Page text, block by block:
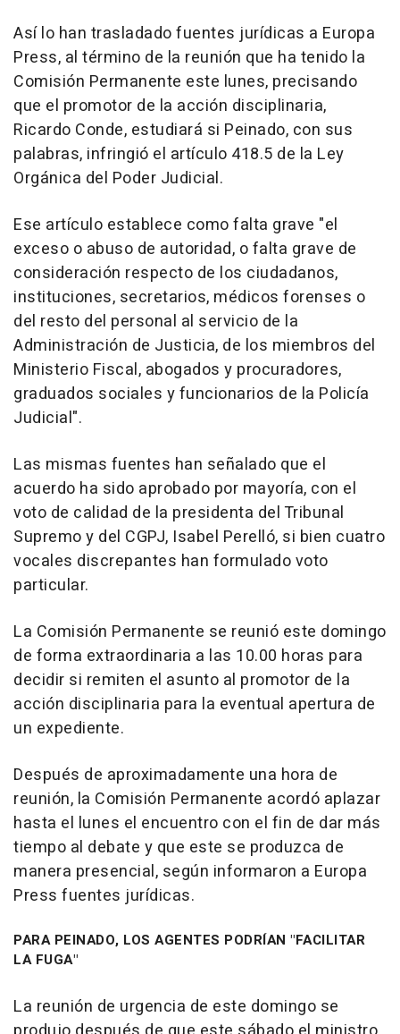
Así lo han trasladado fuentes jurídicas a Europa
Press, al término de la reunión que ha tenido la
Comisión Permanente este lunes, precisando
que el promotor de la acción disciplinaria,
Ricardo Conde, estudiará si Peinado, con sus
palabras, infringió el artículo 418.5 de la Ley
Orgánica del Poder Judicial.
Ese artículo establece como falta grave "el
exceso o abuso de autoridad, o falta grave de
consideración respecto de los ciudadanos,
instituciones, secretarios, médicos forenses o
del resto del personal al servicio de la
Administración de Justicia, de los miembros del
Ministerio Fiscal, abogados y procuradores,
graduados sociales y funcionarios de la Policía
Judicial".
Las mismas fuentes han señalado que el
acuerdo ha sido aprobado por mayoría, con el
voto de calidad de la presidenta del Tribunal
Supremo y del CGPJ, Isabel Perelló, si bien cuatro
vocales discrepantes han formulado voto
particular.
La Comisión Permanente se reunió este domingo
de forma extraordinaria a las 10.00 horas para
decidir si remiten el asunto al promotor de la
acción disciplinaria para la eventual apertura de
un expediente.
Después de aproximadamente una hora de
reunión, la Comisión Permanente acordó aplazar
hasta el lunes el encuentro con el fin de dar más
tiempo al debate y que este se produzca de
manera presencial, según informaron a Europa
Press fuentes jurídicas.
PARA PEINADO, LOS AGENTES PODRÍAN "FACILITAR
LA FUGA"
La reunión de urgencia de este domingo se